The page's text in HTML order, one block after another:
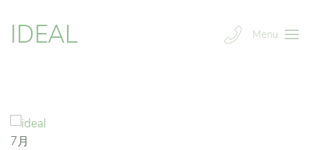
IDEAL Menu
7月